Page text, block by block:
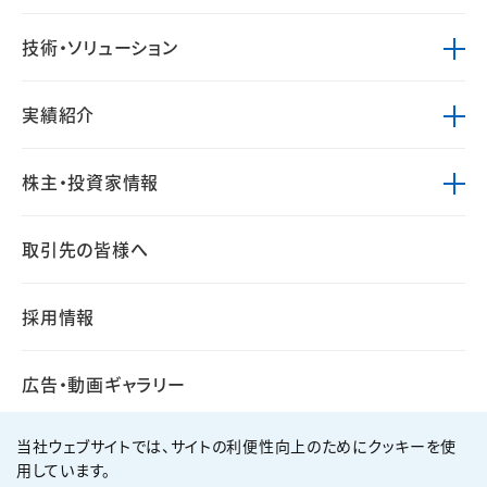
技術・ソリューション
実績紹介
株主・投資家情報
取引先の皆様へ
採用情報
広告・動画ギャラリー
当社ウェブサイトでは、サイトの利便性向上のためにクッキーを使
用しています。